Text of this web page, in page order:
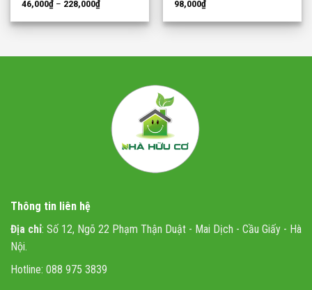
46,000₫ – 228,000₫
98,000₫
Thông tin liên hệ
Địa chỉ: Số 12, Ngõ 22 Phạm Thận Duật - Mai Dịch - Cầu Giấy - Hà
Nội.
Hotline: 088 975 3839